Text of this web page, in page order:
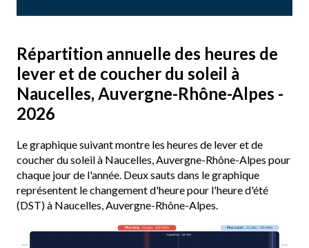
Répartition annuelle des heures de
lever et de coucher du soleil à
Naucelles, Auvergne-Rhône-Alpes -
2026
Le graphique suivant montre les heures de lever et de
coucher du soleil à Naucelles, Auvergne-Rhône-Alpes pour
chaque jour de l'année. Deux sauts dans le graphique
représentent le changement d'heure pour l'heure d'été
(DST) à Naucelles, Auvergne-Rhône-Alpes.
03:00 03:00
Plus long· 21 juin · 15h 40m Plus court· 21 déc. · 8h 49m
Aujourd’hui · 14h 32m